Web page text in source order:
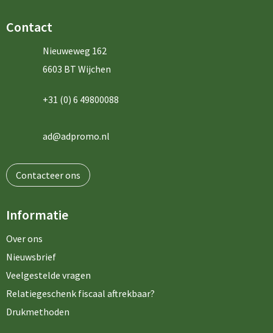
Contact
Nieuweweg 162
6603 BT Wijchen
+31 (0) 6 49800088
ad@adpromo.nl
Contacteer ons
Informatie
Over ons
Nieuwsbrief
Veelgestelde vragen
Relatiegeschenk fiscaal aftrekbaar?
Drukmethoden